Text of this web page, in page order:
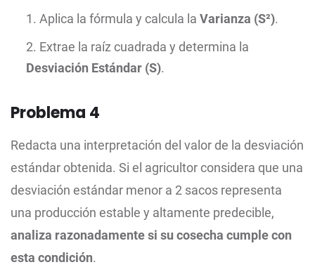
Aplica la fórmula y calcula la Varianza (S²).
Extrae la raíz cuadrada y determina la
Desviación Estándar (S).
Problema 4
Redacta una interpretación del valor de la desviación
estándar obtenida. Si el agricultor considera que una
desviación estándar menor a 2 sacos representa
una producción estable y altamente predecible,
analiza razonadamente si su cosecha cumple con
esta condición.